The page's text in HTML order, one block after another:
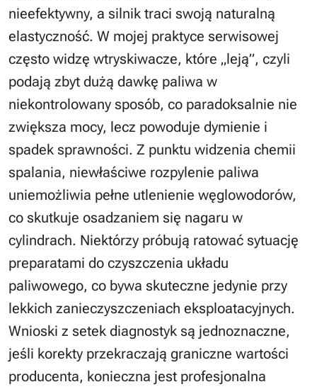
nieefektywny, a silnik traci swoją naturalną
elastyczność. W mojej praktyce serwisowej
często widzę wtryskiwacze, które „leją”, czyli
podają zbyt dużą dawkę paliwa w
niekontrolowany sposób, co paradoksalnie nie
zwiększa mocy, lecz powoduje dymienie i
spadek sprawności. Z punktu widzenia chemii
spalania, niewłaściwe rozpylenie paliwa
uniemożliwia pełne utlenienie węglowodorów,
co skutkuje osadzaniem się nagaru w
cylindrach. Niektórzy próbują ratować sytuację
preparatami do czyszczenia układu
paliwowego, co bywa skuteczne jedynie przy
lekkich zanieczyszczeniach eksploatacyjnych.
Wnioski z setek diagnostyk są jednoznaczne,
jeśli korekty przekraczają graniczne wartości
producenta, konieczna jest profesjonalna